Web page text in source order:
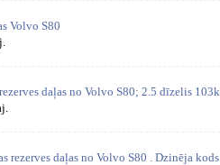
Volvo S80
daļas no Volvo S80; 2.5 dīzelis
rezerves daļas no Volvo S80 . Dzinēja